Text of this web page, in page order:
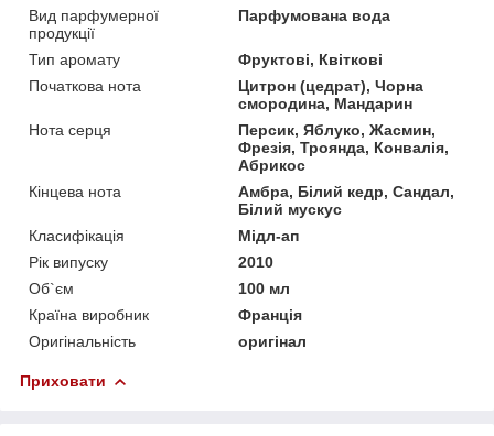
Вид парфумерної
продукції
Парфумована вода
Тип аромату
Фруктові, Квіткові
Початкова нота
Цитрон (цедрат), Чорна
смородина, Мандарин
Нота серця
Персик, Яблуко, Жасмин,
Фрезія, Троянда, Конвалія,
Абрикос
Кінцева нота
Амбра, Білий кедр, Сандал,
Білий мускус
Класифікація
Мідл-ап
Рік випуску
2010
Об`єм
100 мл
Країна виробник
Франція
Оригінальність
оригінал
Приховати